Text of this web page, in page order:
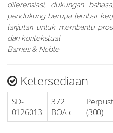
diferensiasi, dukungan
pendukung berupa lembar
lanjutan untuk membantu
dan kontekstual.
Barnes & Noble
Ketersediaan
SD-
0126013
372
BOA c
(300)